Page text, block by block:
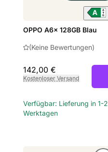
OPPO A6x 128GB Blau
(Keine Bewertungen)
142,00 €
Kostenloser Versand
Verfügbar: Lieferung in 1-2
Werktagen